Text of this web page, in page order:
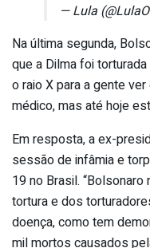
— Lula
Na última segunda,
que a Dilma foi
o raio X para a gente
médico, mas até hoje
Em resposta, a ex-
sessão de infâmia e
19 no Brasil.
tortura e dos
doença, como tem
mil mortos causados